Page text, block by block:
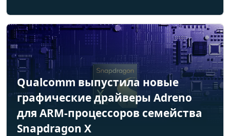
Qualcomm выпустила новые
графические драйверы Adreno
для ARM-процессоров семейства
Snapdragon X